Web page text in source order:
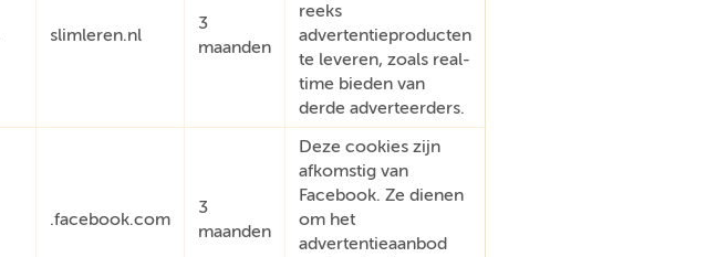
slimleren.nl
3
maanden
reeks
advertentieproducten
te leveren, zoals real-
time bieden van
derde adverteerders.
.facebook.com
3
maanden
Deze cookies zijn
afkomstig van
Facebook. Ze dienen
om het
advertentieaanbod